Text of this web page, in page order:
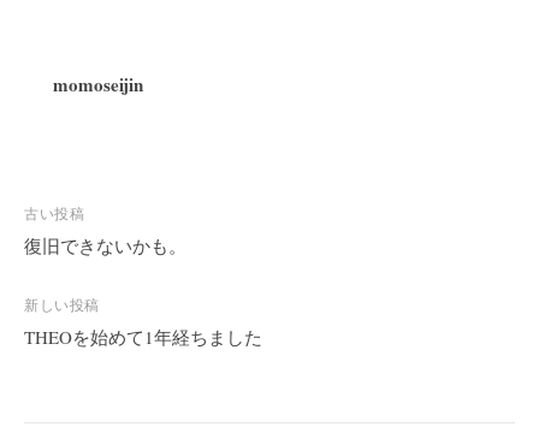
momoseijin
投
稿
ビ
ゲ
古い投稿
復旧できないかも。
新しい投稿
THEOを始めて1年経ちました